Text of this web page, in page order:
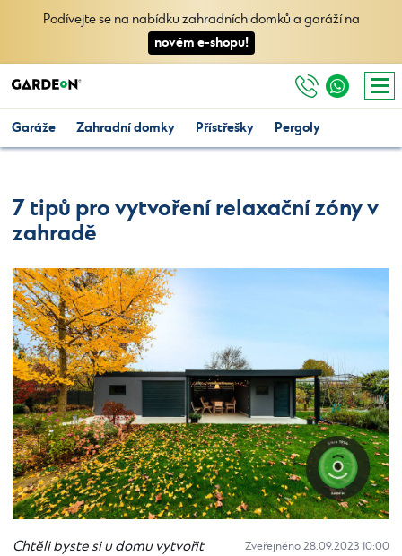
Podívejte se na nabídku zahradních domků a garáží na
novém e-shopu!
Garáže Zahradní domky Přístřešky Pergoly
7 tipů pro vytvoření relaxační zóny v
zahradě
Zveřejněno 28.09.2023 10:00
Chtěli byste si u domu vytvořit